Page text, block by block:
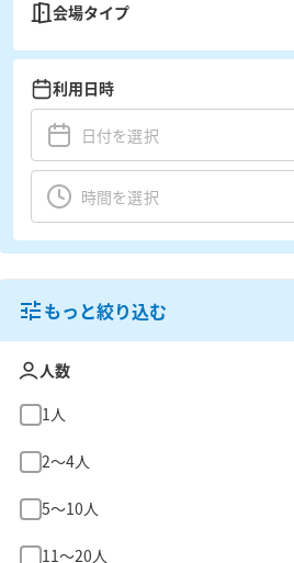
会場タイプ
利用日時
もっと絞り込む
人数
1人
2〜4人
5〜10人
11〜20人